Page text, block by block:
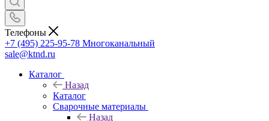
Телефоны
+7 (495) 225-95-78 Многоканальный
sale@ktnd.ru
Каталог
Назад
Каталог
Сварочные материалы
Назад